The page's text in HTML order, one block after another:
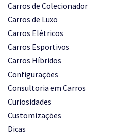
Carros de Colecionador
Carros de Luxo
Carros Elétricos
Carros Esportivos
Carros Híbridos
Configurações
Consultoria em Carros
Curiosidades
Customizações
Dicas